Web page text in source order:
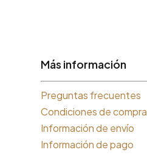
Más información
Preguntas frecuentes
Condiciones de compra
Información de envío
Información de pago